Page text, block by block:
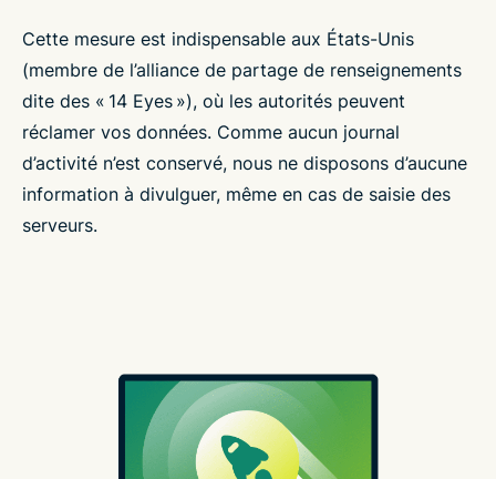
Cette mesure est indispensable aux États-Unis
(membre de l’alliance de partage de renseignements
dite des « 14 Eyes »), où les autorités peuvent
réclamer vos données. Comme aucun journal
d’activité n’est conservé, nous ne disposons d’aucune
information à divulguer, même en cas de saisie des
serveurs.